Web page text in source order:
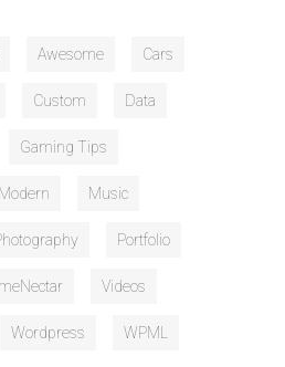
Awesome Cars
Custom Data
Gaming Tips
Modern Music
Portfolio
Videos
Wordpress WPML